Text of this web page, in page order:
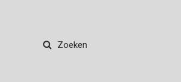
Zoeken